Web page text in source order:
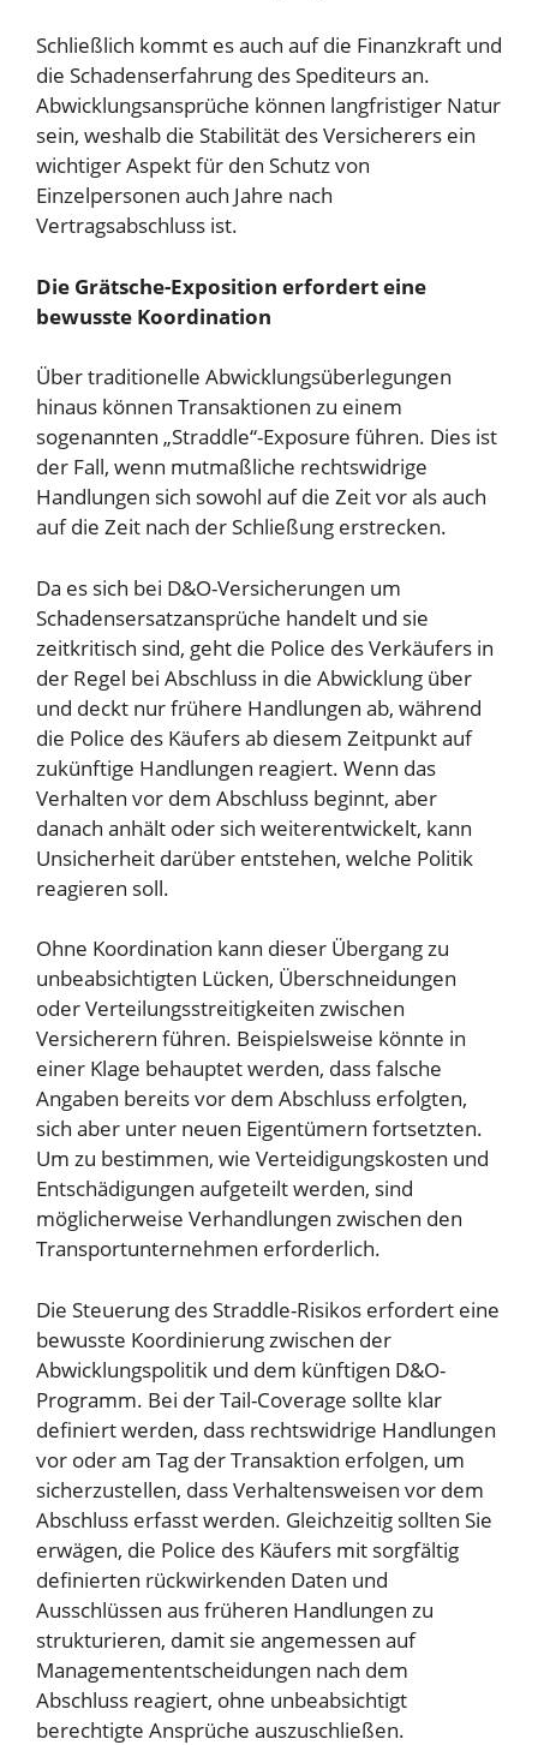
Schließlich kommt es auch auf die Finanzkraft und
die Schadenserfahrung des Spediteurs an.
Abwicklungsansprüche können langfristiger Natur
sein, weshalb die Stabilität des Versicherers ein
wichtiger Aspekt für den Schutz von
Einzelpersonen auch Jahre nach
Vertragsabschluss ist.
Die Grätsche-Exposition erfordert eine
bewusste Koordination
Über traditionelle Abwicklungsüberlegungen
hinaus können Transaktionen zu einem
sogenannten „Straddle“-Exposure führen. Dies ist
der Fall, wenn mutmaßliche rechtswidrige
Handlungen sich sowohl auf die Zeit vor als auch
auf die Zeit nach der Schließung erstrecken.
Da es sich bei D&O-Versicherungen um
Schadensersatzansprüche handelt und sie
zeitkritisch sind, geht die Police des Verkäufers in
der Regel bei Abschluss in die Abwicklung über
und deckt nur frühere Handlungen ab, während
die Police des Käufers ab diesem Zeitpunkt auf
zukünftige Handlungen reagiert. Wenn das
Verhalten vor dem Abschluss beginnt, aber
danach anhält oder sich weiterentwickelt, kann
Unsicherheit darüber entstehen, welche Politik
reagieren soll.
Ohne Koordination kann dieser Übergang zu
unbeabsichtigten Lücken, Überschneidungen
oder Verteilungsstreitigkeiten zwischen
Versicherern führen. Beispielsweise könnte in
einer Klage behauptet werden, dass falsche
Angaben bereits vor dem Abschluss erfolgten,
sich aber unter neuen Eigentümern fortsetzten.
Um zu bestimmen, wie Verteidigungskosten und
Entschädigungen aufgeteilt werden, sind
möglicherweise Verhandlungen zwischen den
Transportunternehmen erforderlich.
Die Steuerung des Straddle-Risikos erfordert eine
bewusste Koordinierung zwischen der
Abwicklungspolitik und dem künftigen D&O-
Programm. Bei der Tail-Coverage sollte klar
definiert werden, dass rechtswidrige Handlungen
vor oder am Tag der Transaktion erfolgen, um
sicherzustellen, dass Verhaltensweisen vor dem
Abschluss erfasst werden. Gleichzeitig sollten Sie
erwägen, die Police des Käufers mit sorgfältig
definierten rückwirkenden Daten und
Ausschlüssen aus früheren Handlungen zu
strukturieren, damit sie angemessen auf
Managemententscheidungen nach dem
Abschluss reagiert, ohne unbeabsichtigt
berechtigte Ansprüche auszuschließen.